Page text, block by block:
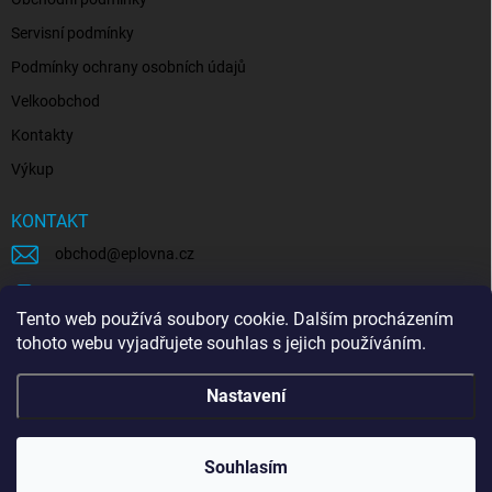
Tento web používá soubory cookie. Dalším procházením
tohoto webu vyjadřujete souhlas s jejich používáním.
Nastavení
Souhlasím
Servisní podmínky
Podmínky ochrany osobních údajů
Velkoobchod
Kontakty
Výkup
KONTAKT
obchod @eplovna.cz
eplovna.cz